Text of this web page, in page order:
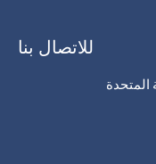
للاتصال بنا
المتحدة